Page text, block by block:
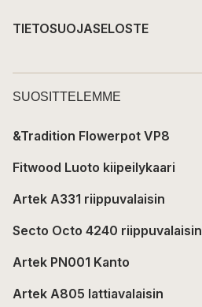
TIETOSUOJASELOSTE
SUOSITTELEMME
&Tradition Flowerpot VP8
Fitwood Luoto kiipeilykaari
Artek A331 riippuvalaisin
Secto Octo 4240 riippuvalaisin
Artek PN001 Kanto
Artek A805 lattiavalaisin